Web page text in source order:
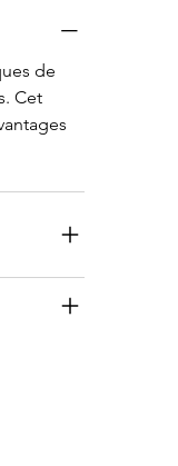
de
Cet